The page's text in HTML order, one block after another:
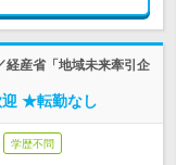
経産省「地域未来牽引企
迎 ★転勤なし
学歴不問